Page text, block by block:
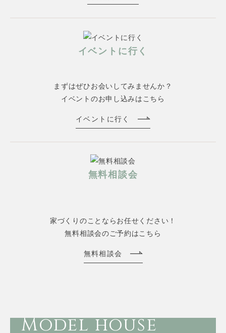
イベントに行く
まずはぜひお会いしてみませんか？
イベントのお申し込みはこちら
イベントに行く
無料相談会
家づくりのことならお任せください！
無料相談会のご予約はこちら
無料相談会
Model house